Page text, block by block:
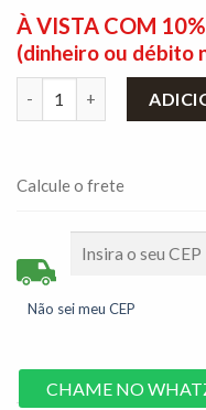
À VISTA COM
(dinheiro ou débito
Calcule o frete
Não sei meu CEP
CHAME NO